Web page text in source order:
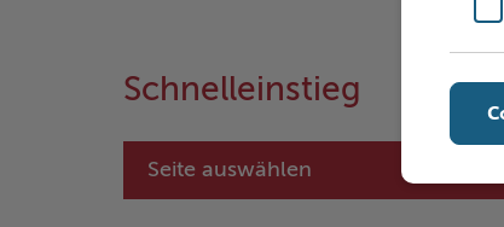
Schnelleinstieg
Seite auswählen